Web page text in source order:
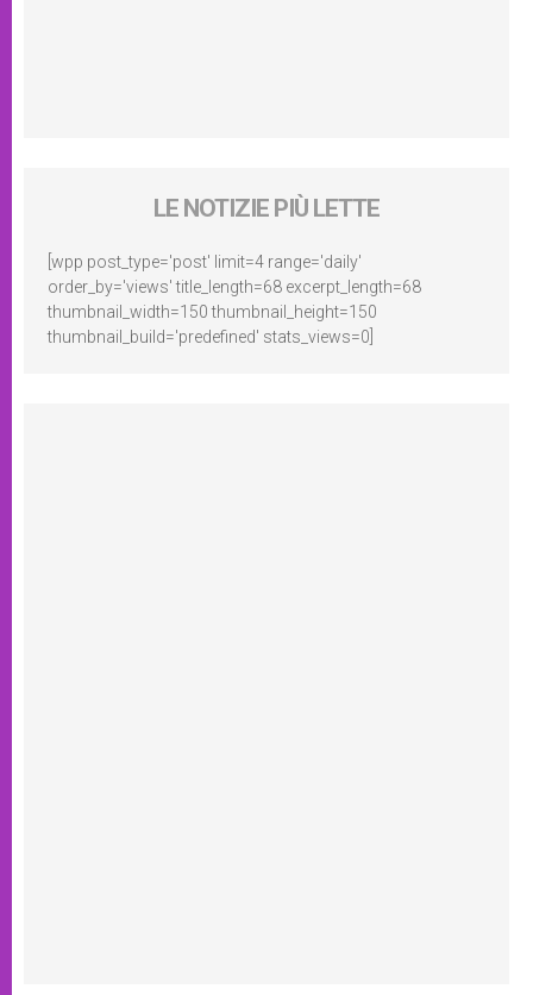
LE NOTIZIE PIÙ LETTE
[wpp post_type='post' limit=4 range='daily'
order_by='views' title_length=68 excerpt_length=68
thumbnail_width=150 thumbnail_height=150
thumbnail_build='predefined' stats_views=0]